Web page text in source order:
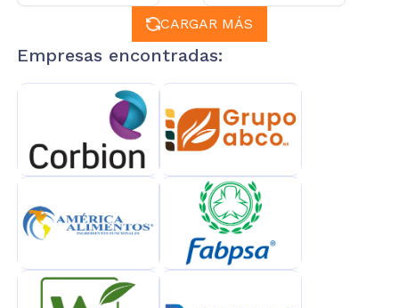
CARGAR MÁS
Empresas encontradas: